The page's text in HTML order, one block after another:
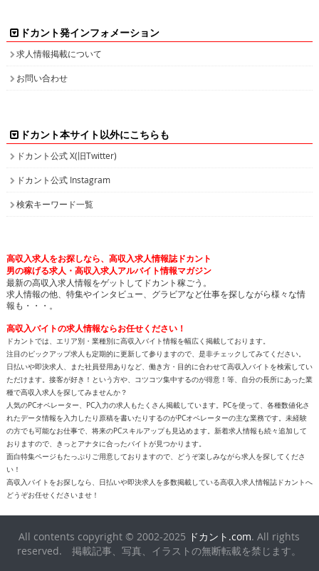
ドカント発インフォメーション
求人情報掲載について
お問い合わせ
ドカント本サイト以外にこちらも
ドカント公式 X(旧Twitter)
ドカント公式 Instagram
検索キーワード一覧
高収入求人をお探しなら、高収入求人情報誌ドカント
男の稼げる求人・高収入求人アルバイト情報マガジン
最新の高収入求人情報をゲットしてドカント稼ごう。
求人情報の他、特集やインタビュー、グラビアなど仕事を探しながら様々な情
報も・・・。
高収入バイトの求人情報ならお任せください！
ドカントでは、エリア別・業種別に高収入バイト情報を幅広く掲載しております。
注目のピックアップ求人も定期的に更新して参りますので、是非チェックしてみてください。
日払いや即決求人、また社員登用ありなど、働き方・目的に合わせて高収入バイトを検索してい
ただけます。接客が好き！という方や、コツコツ集中するのが得意！等、自分の長所にあった業
種で高収入求人を探してみませんか？
人気のPCオペレーター、PC入力の求人もたくさん掲載しています。PCを使って、各種数値化さ
れたデータ情報を入力したり原稿を書いたりするのがPCオペレーターの主な業務です。未経験
の方でも可能なお仕事で、将来のPCスキルアップも見込めます。新着求人情報も続々追加して
おりますので、きっとアナタに合ったバイトが見つかります。
面白特集ページもたっぷりご用意しておりますので、どうぞ楽しみながら求人を探してくださ
い！
高収入バイトをお探しなら、日払いや即決求人を多数掲載している高収入求人情報誌ドカントへ
どうぞお任せくださいませ！
All contents copyright © 2002-2025 ドカント.com. All rights
reserved. 掲載記事、写真、イラストの無断転載を禁じます。